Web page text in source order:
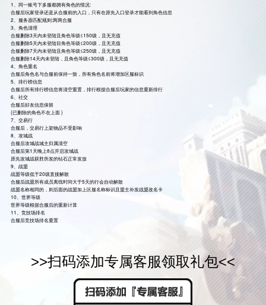
1、同一账号下多服都拥有角色的情况:
合服后玩家登录还是从合服前的入口，只有在原先入口登录才能看到角色信息
2、服务器匹配规则:两两合服
3、角色清理
合服删除3天内未登陆且角色等级≤150级，且无充值
合服删除5天内未登陆目角色等级≤200级，且无充值
合服删除7天内未登陆且角色等级≤250级，且无充值
合服删除14天内未登陆，且角色等级≤300级，且无充值
4、角色重名
合服后角色名与合服前保持一致，所有角色名前将增加区服标识
5、排行榜信息
合服后所有排行榜信息将清空重置，排行根据合服后玩家的信息重新排行
6、社交
合服后好友信息保留
(已删除的角色不在上面 )
7、交易行
合服后，交易行上架物品不受影响
8、攻城战
合服后攻城战城主归属清空
合服后第1天晚上8点开启攻城战
原先攻城战获胜所发的钻石正常发放
9、战盟
战盟等级低于20级直接解散
合服后战盟所有成员离线时间大于5天的行会自动解散
战盟名称相同的，则后面的战盟加上区服名称标识且盟主补发战盟改名卡
10、世界等级
世界等级根据合服后的重新计算
11、竞技场排名
合服后竞技场排名重置
>>扫码添加专属客服领取礼包<<